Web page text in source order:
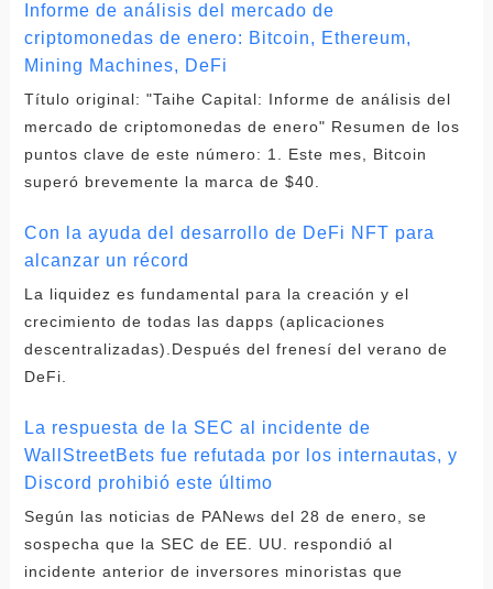
Informe de análisis del mercado de
criptomonedas de enero: Bitcoin, Ethereum,
Mining Machines, DeFi
Título original: "Taihe Capital: Informe de análisis del
mercado de criptomonedas de enero" Resumen de los
puntos clave de este número: 1. Este mes, Bitcoin
superó brevemente la marca de $40.
Con la ayuda del desarrollo de DeFi NFT para
alcanzar un récord
La liquidez es fundamental para la creación y el
crecimiento de todas las dapps (aplicaciones
descentralizadas).Después del frenesí del verano de
DeFi.
La respuesta de la SEC al incidente de
WallStreetBets fue refutada por los internautas, y
Discord prohibió este último
Según las noticias de PANews del 28 de enero, se
sospecha que la SEC de EE. UU. respondió al
incidente anterior de inversores minoristas que